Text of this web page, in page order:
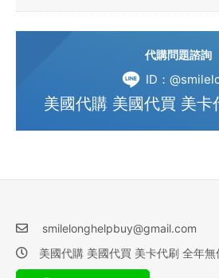
代購問題諮詢
ID：
美國代購 美國代買 美卡
smilelonghelpbuy@gmail.com
美國代購 美國代買 美卡代刷 全年無